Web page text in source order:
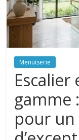
Menuiserie
gamme
pour